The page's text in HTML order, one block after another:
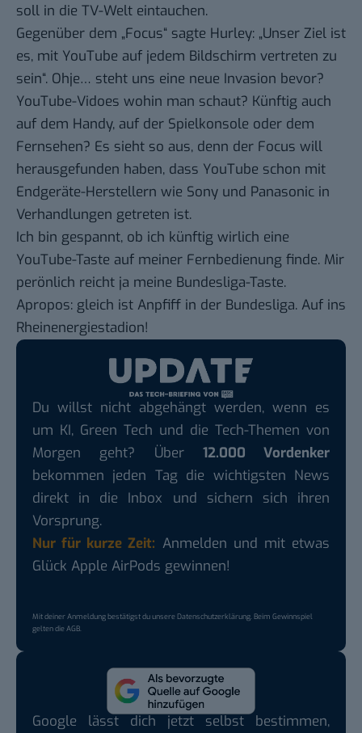
soll in die TV-Welt eintauchen.
Gegenüber dem „Focus“ sagte Hurley: „Unser Ziel ist
es, mit YouTube auf jedem Bildschirm vertreten zu
sein“. Ohje… steht uns eine neue Invasion bevor?
YouTube-Vidoes wohin man schaut? Künftig auch
auf dem Handy, auf der Spielkonsole oder dem
Fernsehen? Es sieht so aus, denn der Focus will
herausgefunden haben, dass YouTube schon mit
Endgeräte-Herstellern wie Sony und Panasonic in
Verhandlungen getreten ist.
Ich bin gespannt, ob ich künftig wirlich eine
YouTube-Taste auf meiner Fernbedienung finde. Mir
perönlich reicht ja meine Bundesliga-Taste.
Apropos: gleich ist Anpfiff in der Bundesliga. Auf ins
Rheinenergiestadion!
Du willst nicht abgehängt werden, wenn es
um KI, Green Tech und die Tech-Themen von
Morgen geht? Über 12.000 Vordenker
bekommen jeden Tag die wichtigsten News
direkt in die Inbox und sichern sich ihren
Vorsprung.
Nur für kurze Zeit: Anmelden und mit etwas
Glück Apple AirPods gewinnen!
Mit deiner Anmeldung bestätigst du unsereDatenschutzerklärung. Beim Gewinnspiel
gelten dieAGB.
Google lässt dich jetzt selbst bestimmen,